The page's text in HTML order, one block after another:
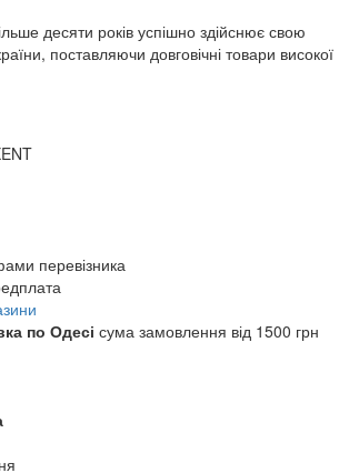
десяти років успішно здійснює свою
поставляючи довговічні товари високої
перевізника
по Одесі сума замовлення від 1500 грн